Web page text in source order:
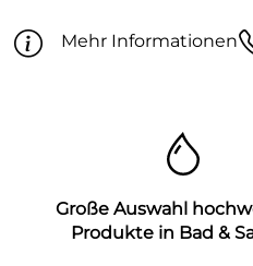
Mehr Informationen
Große Auswahl
Produkte in Bad &